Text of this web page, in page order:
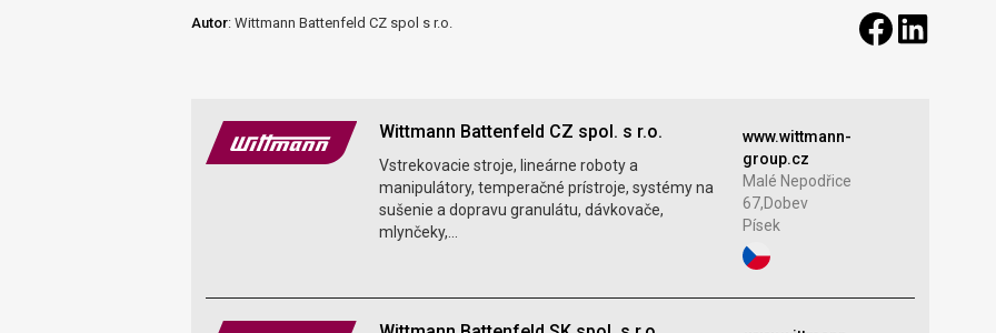
Autor: Wittmann Battenfeld CZ spol s r.o.
Wittmann Battenfeld CZ spol. s r.o.
Vstrekovacie stroje, lineárne roboty a
manipulátory, temperačné prístroje, systémy na
sušenie a dopravu granulátu, dávkovače,
mlynčeky,...
www.wittmann-
group.cz
Malé Nepodřice
67,Dobev
Písek